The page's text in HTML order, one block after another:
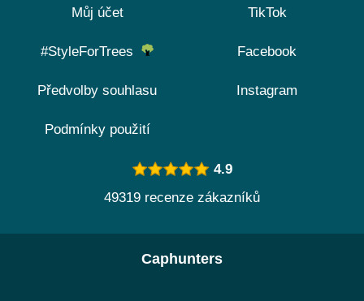
Můj účet
#StyleForTrees
Předvolby souhlasu
Podmínky použití
TikTok
Facebook
Instagram
4.9
49319 recenze zákazníků
Caphunters